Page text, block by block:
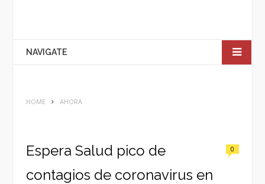
NAVIGATE
HOME AHORA
Espera Salud pico de
contagios de coronavirus en
0